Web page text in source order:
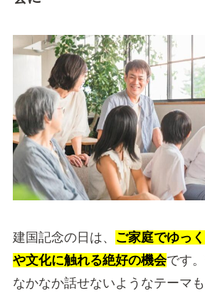
建国記念の日は、
ご家庭でゆっ
や文化に触れる絶好の機会です
なかなか話せないようなテーマ